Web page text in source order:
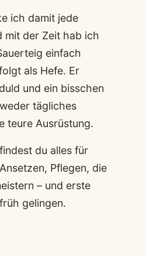
ich damit jede
mit der Zeit hab ich
einfach
als Hefe. Er
und ein bisschen
tägliches
teure Ausrüstung.
du alles für
Pflegen, die
– und erste
gelingen.